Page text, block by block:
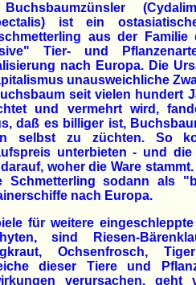
ist ein
aus der
Tier- und
nach Europa. Die
unausweichliche
seit vielen hundert
und vermehrt wird,
daß es billiger ist,
selbst zu züchten. So
unterbieten - und
woher die Ware
Schmetterling sodann als
nach Europa.
für weitere
sind Riesen-
Ochsenfrosch,
dieser Tiere und
verursachen,